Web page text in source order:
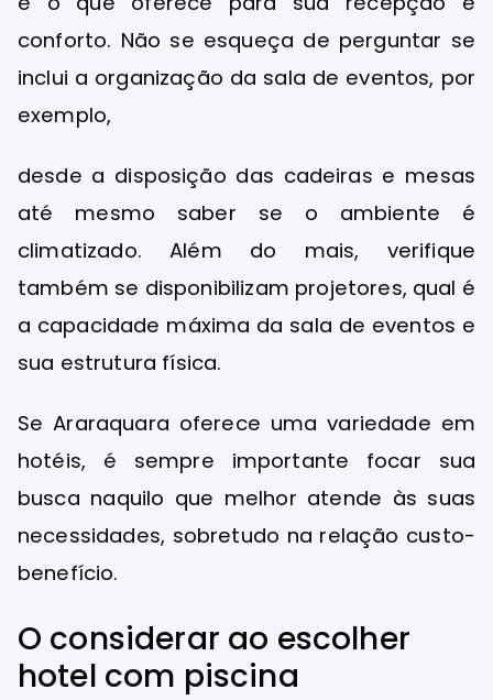
conforto. Não se esqueça de perguntar se
inclui a organização da sala de eventos, por
exemplo,
desde a disposição das cadeiras e mesas
até mesmo saber se o ambiente é
climatizado. Além do mais, verifique
também se disponibilizam projetores, qual é
a capacidade máxima da sala de eventos e
sua estrutura física.
Se Araraquara oferece uma variedade em
hotéis, é sempre importante focar sua
busca naquilo que melhor atende às suas
necessidades, sobretudo na relação custo-
benefício.
O considerar ao escolher
hotel com piscina